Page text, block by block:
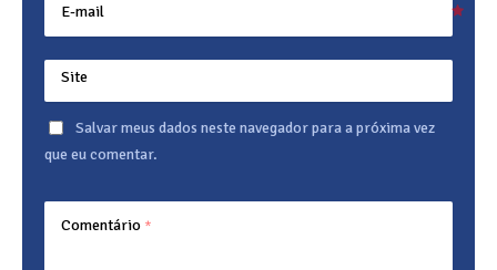
E-mail
Site
Salvar meus dados neste navegador para a próxima vez
que eu comentar.
Comentário *